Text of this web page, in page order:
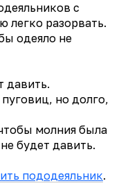
с
легко разорвать.
одеяло не
давить.
но долго,
молния была
будет давить.
пододеяльник.